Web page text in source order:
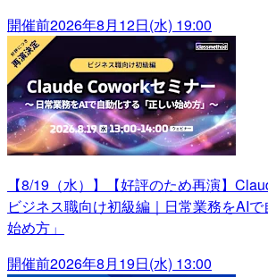
開催前2026年8月12日(水) 19:00
【8/19（水）】【好評のため再演】
ビジネス職向け初級編｜日常業務をAI
始め方」
開催前2026年8月19日(水) 13:00